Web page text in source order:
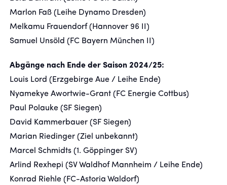
Marlon Faß (Leihe Dynamo Dresden)
Melkamu Frauendorf (Hannover 96 II)
Samuel Unsöld (FC Bayern München II)
Abgänge nach Ende der Saison 2024/25:
Louis Lord (Erzgebirge Aue / Leihe Ende)
Nyamekye Awortwie-Grant (FC Energie Cottbus)
Paul Polauke (SF Siegen)
David Kammerbauer (SF Siegen)
Marian Riedinger (Ziel unbekannt)
Marcel Schmidts (1. Göppinger SV)
Arlind Rexhepi (SV Waldhof Mannheim / Leihe Ende)
Konrad Riehle (FC-Astoria Waldorf)